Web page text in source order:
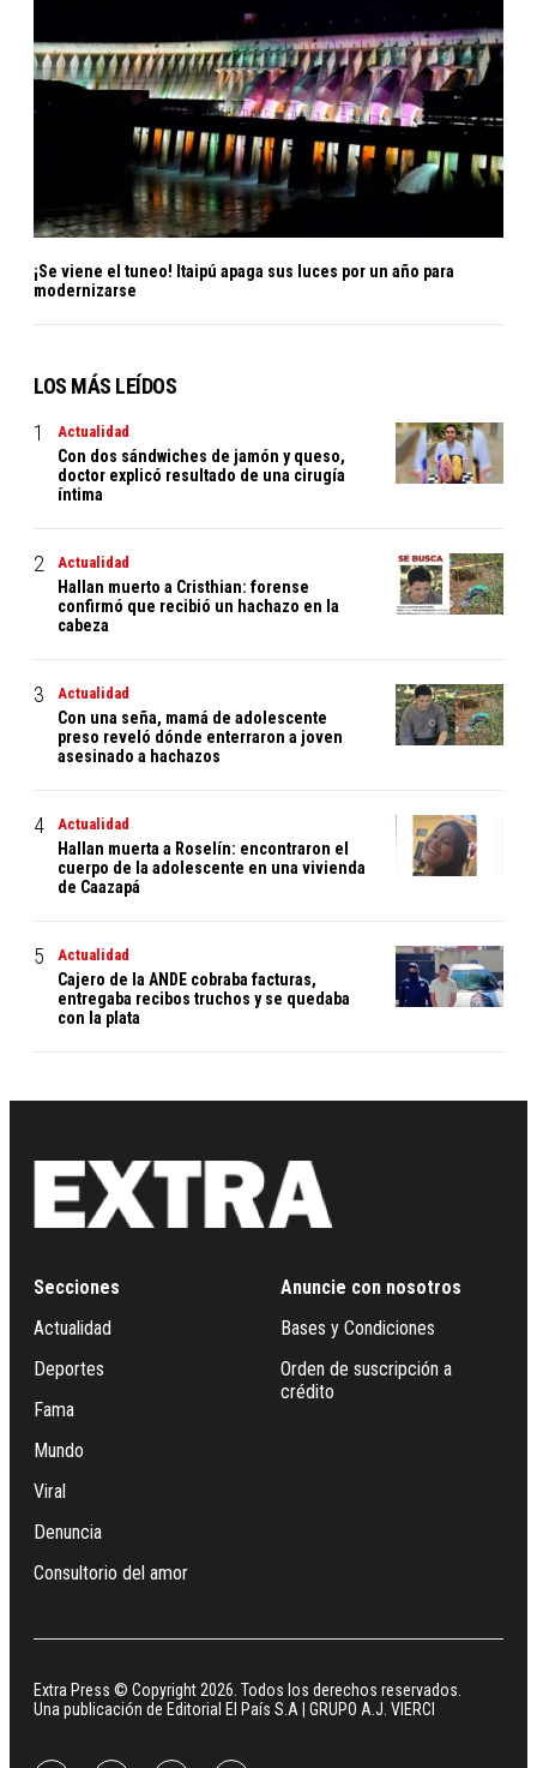
¡Se viene el tuneo! Itaipú apaga sus luces por un año para
modernizarse
LOS MÁS LEÍDOS
Actualidad
Con dos sándwiches de jamón y queso,
doctor explicó resultado de una cirugía
íntima
Actualidad
Hallan muerto a Cristhian: forense
confirmó que recibió un hachazo en la
cabeza
Actualidad
Con una seña, mamá de adolescente
preso reveló dónde enterraron a joven
asesinado a hachazos
Actualidad
Hallan muerta a Roselín: encontraron el
cuerpo de la adolescente en una vivienda
de Caazapá
Actualidad
Cajero de la ANDE cobraba facturas,
entregaba recibos truchos y se quedaba
con la plata
Secciones
Actualidad
Deportes
Fama
Mundo
Viral
Denuncia
Consultorio del amor
Anuncie con nosotros
Bases y Condiciones
Orden de suscripción a
crédito
Extra Press © Copyright 2026. Todos los derechos reservados.
Una publicación de Editorial El País S.A | GRUPO A.J. VIERCI